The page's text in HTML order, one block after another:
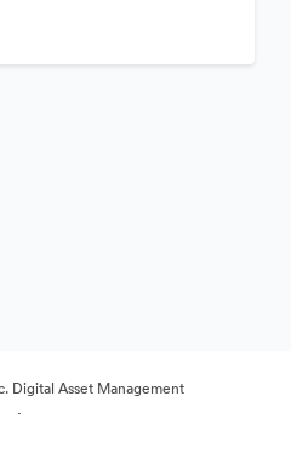
Digital Asset Management
·